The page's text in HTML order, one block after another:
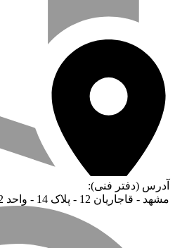
آدرس (دفتر فنی):
مشهد - قاجاریان 12 - پلاک 14 - واحد 2